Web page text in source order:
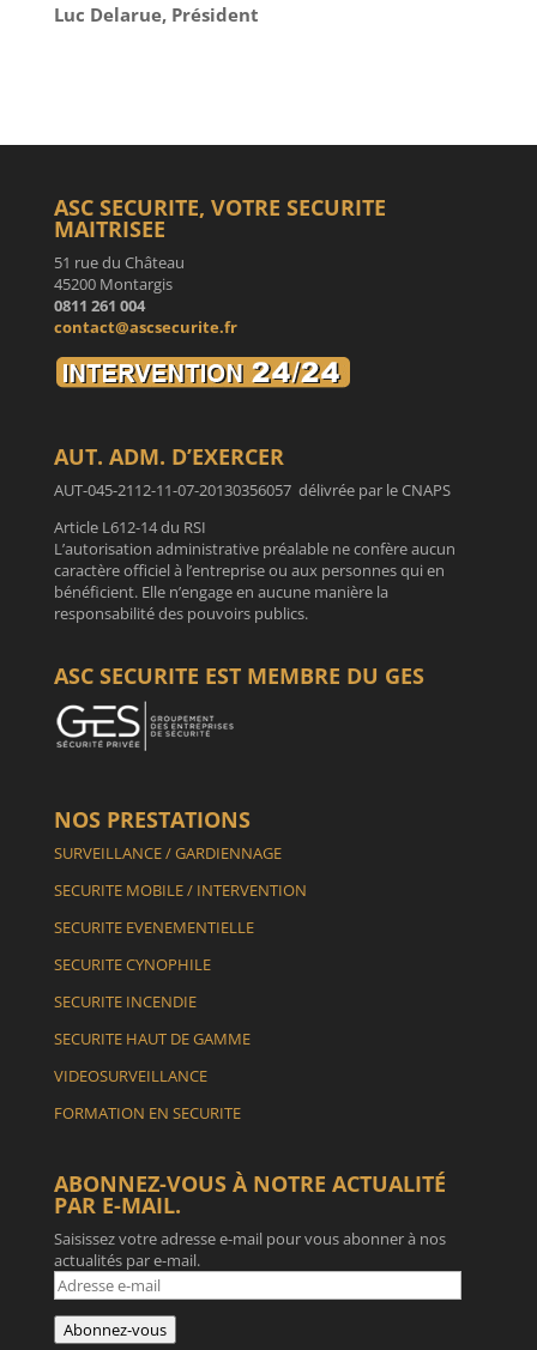
Luc Delarue, Président
ASC SECURITE, VOTRE SECURITE
MAITRISEE
51 rue du Château
45200 Montargis
0811 261 004
contact@ascsecurite.fr
AUT. ADM. D’EXERCER
AUT-045-2112-11-07-20130356057 délivrée par le CNAPS
Article L612-14 du RSI
L’autorisation administrative préalable ne confère aucun
caractère officiel à l’entreprise ou aux personnes qui en
bénéficient. Elle n’engage en aucune manière la
responsabilité des pouvoirs publics.
ASC SECURITE EST MEMBRE DU GES
NOS PRESTATIONS
SURVEILLANCE / GARDIENNAGE
SECURITE MOBILE / INTERVENTION
SECURITE EVENEMENTIELLE
SECURITE CYNOPHILE
SECURITE INCENDIE
SECURITE HAUT DE GAMME
VIDEOSURVEILLANCE
FORMATION EN SECURITE
ABONNEZ-VOUS À NOTRE ACTUALITÉ
PAR E-MAIL.
Saisissez votre adresse e-mail pour vous abonner à nos
actualités par e-mail.
Adresse
e-
mail
Abonnez-vous